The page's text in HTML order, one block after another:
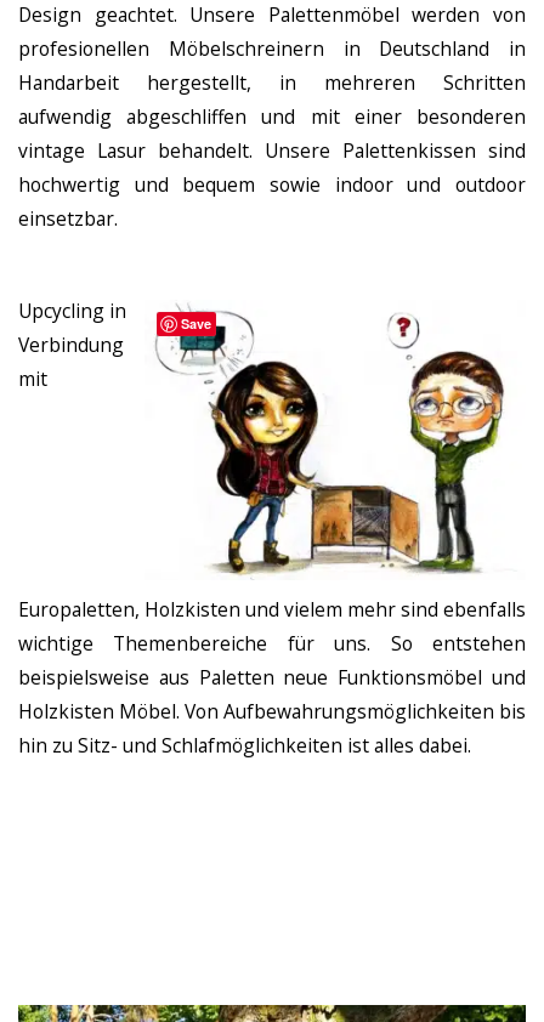
Design geachtet. Unsere Palettenmöbel werden von
profesionellen Möbelschreinern in Deutschland in
Handarbeit hergestellt, in mehreren Schritten
aufwendig abgeschliffen und mit einer besonderen
vintage Lasur behandelt. Unsere Palettenkissen sind
hochwertig und bequem sowie indoor und outdoor
einsetzbar.
Upcycling in
Verbindung
mit
Europaletten, Holzkisten und vielem mehr sind ebenfalls
wichtige Themenbereiche für uns. So entstehen
beispielsweise aus Paletten neue Funktionsmöbel und
Holzkisten Möbel. Von Aufbewahrungsmöglichkeiten bis
hin zu Sitz- und Schlafmöglichkeiten ist alles dabei.
Save